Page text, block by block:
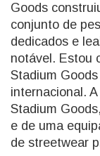
Goods
conjunto de
dedicados e
notável. Estou
Stadium
internacional.
Stadium
e de uma
de streetwear